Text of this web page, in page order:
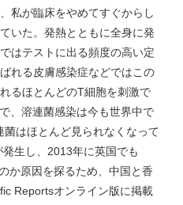
私が臨床をやめてすぐからし
いた。発熱とともに全身に発
はテストに出る頻度の高い定
れる皮膚感染症などではこの
るほとんどのT細胞を刺激で
、溶連菌感染は今も世界中で
はほとんど見られなくなって
生し、2013年に英国でも
か原因を探るため、中国と香
Reportsオンライン版に掲載